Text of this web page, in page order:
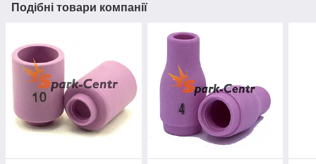
Подібні товари компанії